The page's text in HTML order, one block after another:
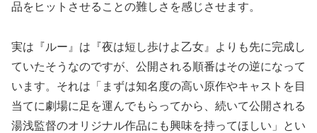
品をヒットさせることの難しさを感じさせます。
実は『ルー』は『夜は短し歩けよ乙女』よりも先に完成し
ていたそうなのですが、公開される順番はその逆になって
います。それは「まずは知名度の高い原作やキャストを目
当てに劇場に足を運んでもらってから、続いて公開される
湯浅監督のオリジナル作品にも興味を持ってほしい」とい